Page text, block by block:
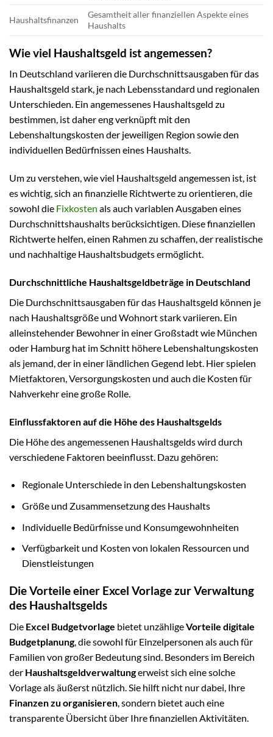
Haushaltsfinanzen
Gesamtheit aller finanziellen Aspekte eines
Haushalts
Wie viel Haushaltsgeld ist angemessen?
In Deutschland variieren die Durchschnittsausgaben für das
Haushaltsgeld stark, je nach Lebensstandard und regionalen
Unterschieden. Ein angemessenes Haushaltsgeld zu
bestimmen, ist daher eng verknüpft mit den
Lebenshaltungskosten der jeweiligen Region sowie den
individuellen Bedürfnissen eines Haushalts.
Um zu verstehen, wie viel Haushaltsgeld angemessen ist, ist
es wichtig, sich an finanzielle Richtwerte zu orientieren, die
sowohl die Fixkosten als auch variablen Ausgaben eines
Durchschnittshaushalts berücksichtigen. Diese finanziellen
Richtwerte helfen, einen Rahmen zu schaffen, der realistische
und nachhaltige Haushaltsbudgets ermöglicht.
Durchschnittliche Haushaltsgeldbeträge in Deutschland
Die Durchschnittsausgaben für das Haushaltsgeld können je
nach Haushaltsgröße und Wohnort stark variieren. Ein
alleinstehender Bewohner in einer Großstadt wie München
oder Hamburg hat im Schnitt höhere Lebenshaltungskosten
als jemand, der in einer ländlichen Gegend lebt. Hier spielen
Mietfaktoren, Versorgungskosten und auch die Kosten für
Nahverkehr eine große Rolle.
Einflussfaktoren auf die Höhe des Haushaltsgelds
Die Höhe des angemessenen Haushaltsgelds wird durch
verschiedene Faktoren beeinflusst. Dazu gehören:
Regionale Unterschiede in den Lebenshaltungskosten
Größe und Zusammensetzung des Haushalts
Individuelle Bedürfnisse und Konsumgewohnheiten
Verfügbarkeit und Kosten von lokalen Ressourcen und
Dienstleistungen
Die Vorteile einer Excel Vorlage zur Verwaltung
des Haushaltsgelds
Die Excel Budgetvorlage bietet unzähligeVorteile digitale
Budgetplanung, die sowohl für Einzelpersonen als auch für
Familien von großer Bedeutung sind. Besonders im Bereich
der Haushaltsgeldverwaltungerweist sich eine solche
Vorlage als äußerst nützlich. Sie hilft nicht nur dabei, Ihre
Finanzen zu organisieren , sondern bietet auch eine
transparente Übersicht über Ihre finanziellen Aktivitäten.